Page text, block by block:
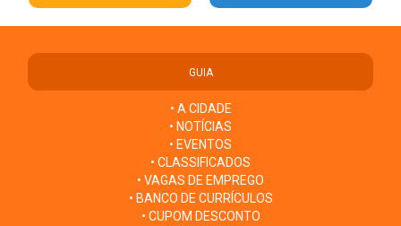
GUIA
• A CIDADE
• NOTÍCIAS
• EVENTOS
• CLASSIFICADOS
• VAGAS DE EMPREGO
• BANCO DE CURRÍCULOS
• CUPOM DESCONTO